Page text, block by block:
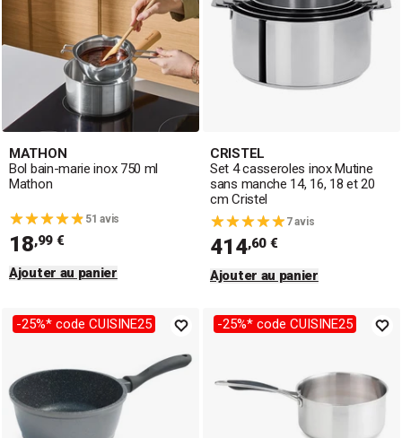
MATHON
Bol bain-marie inox 750 ml
Mathon
51 avis
18,99 €
Ajouter au panier
CRISTEL
Set 4 casseroles inox Mutine
sans manche 14, 16, 18 et 20
cm Cristel
7 avis
414,60 €
Ajouter au panier
-25%* code CUISINE25 -25%* code CUISINE25